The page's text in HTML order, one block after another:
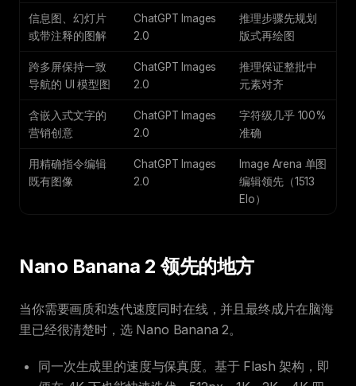
信息图、幻灯片
或带注释的图解
ChatGPT Images
2.0
推理步骤先规划
版式再绘图
跨多屏保持一致
导航的 UI 模型图
ChatGPT Images
2.0
推理保证整批中
元素对齐
含嵌入式文字的
营销创意
ChatGPT Images
2.0
字符级几乎 100%
准确
用精确指令编辑
既有图像
ChatGPT Images
2.0
Image Arena 单图
编辑领先（1513
Elo）
Nano Banana 2 领先的地方
当你需要画质和迭代速度同时在线，并且最终成片在脑海
里已经很清楚时，选 Nano Banana 2。
同一次生成里的速度与保真度。基于 Flash 架构，即